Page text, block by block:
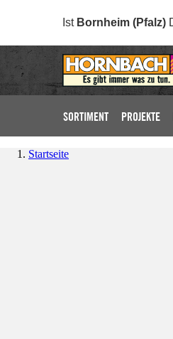
Ist Bornheim (Pfalz)
SORTIMENT PROJEKTE
Startseite